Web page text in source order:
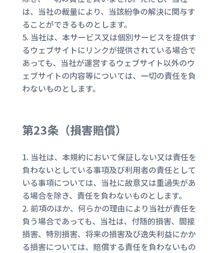
は、当社の裁量により、当該紛争の解決に関与す
ることができるものとします。
当社は、本サービス又は個別サービスを提供す
るウェブサイトにリンクが提供されている場合で
あっても、当社が運営するウェブサイト以外のウ
ェブサイトの内容等については、一切の責任を負
わないものとします。
第23条（損害賠償）
当社は、本規約において保証しない又は責任を
負わないとしている事項及び利用者の責任として
いる事項については、当社に故意又は重過失があ
る場合を除き、責任を負わないものとします。
前項のほか、何らかの理由により当社が責任を
負う場合であっても、当社は、付随的損害、間接
損害、特別損害、将来の損害及び逸失利益にかか
る損害については、賠償する責任を負わないもの